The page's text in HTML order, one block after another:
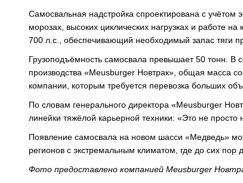
Самосвальная надстройка спроектирована с учётом
морозах, высоких циклических нагрузках и работе
700 л.с., обеспечивающий необходимый запас тяги
Грузоподъёмность самосвала превышает 50 тонн. В
производства «Meusburger Новтрак», общая масса
компании, которым требуется перевозка больших
По словам генерального директора «Meusburger
линейки тяжёлой карьерной техники: «Это не
Появление самосвала на новом шасси «Медведь»
регионов с экстремальным климатом, где до сих
Фото предоставлено компанией Meusburger